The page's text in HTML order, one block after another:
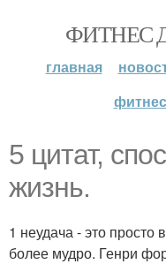
ФИТНЕС
главная
5 цитат,
жизнь.
1 неудача - это просто
более мудро. Генри